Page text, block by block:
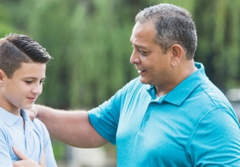
چرا مغز در هنگام خواب، انرژی خود را
بهترین روش مصرف تخم‌مرغ که
چند گیاه و ادویه ساده در آشپزخانه
هفتادمین برنامه آموزشی گروه